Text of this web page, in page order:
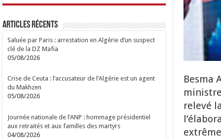
Besma
relevé
Articles Récents
Saluée par Paris : arrestation en Algérie d’un suspect
clé de la DZ Mafia
05/08/2026
Crise de Ceuta : l’accusateur de l’Algérie est un agent
du Makhzen
05/08/2026
Journée nationale de l’ANP : hommage présidentiel
aux retraités et aux familles des martyrs
04/08/2026